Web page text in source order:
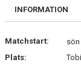
INFORMATION
Matchstart:
sön
Plats: